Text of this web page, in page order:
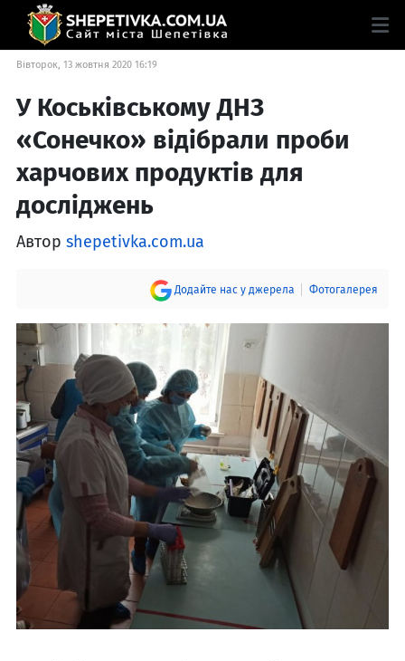
Вівторок, 13 жовтня 2020 16:19
У Коськівському ДНЗ
«Сонечко» відібрали проби
харчових продуктів для
досліджень
Автор shepetivka.com.ua
Додайте нас у джерела Фотогалерея